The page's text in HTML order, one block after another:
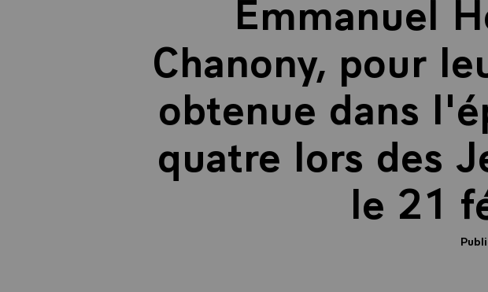
Emmanuel
Chanony, pour
obtenue dans
quatre lors des
le 21